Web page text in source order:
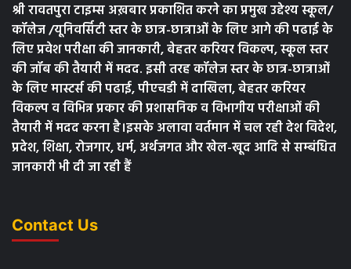
श्री रावतपुरा टाइम्स अख़बार प्रकाशित करने का प्रमुख उद्देश्य स्कूल/
कॉलेज /यूनिवर्सिटी स्तर के छात्र-छात्राओं के लिए आगे की पढाई के
लिए प्रवेश परीक्षा की जानकारी, बेहतर करियर विकल्प, स्कूल स्तर
की जॉब की तैयारी में मदद. इसी तरह कॉलेज स्तर के छात्र-छात्राओं
के लिए मास्टर्स की पढाई, पीएचडी में दाखिला, बेहतर करियर
विकल्प व विभिन्न प्रकार की प्रशासनिक व विभागीय परीक्षाओं की
तैयारी में मदद करना है।इसके अलावा वर्तमान में चल रही देश विदेश,
प्रदेश, शिक्षा, रोजगार, धर्म, अर्थजगत और खेल-खूद आदि से सम्बंधित
जानकारी भी दी जा रही हैं
Contact Us